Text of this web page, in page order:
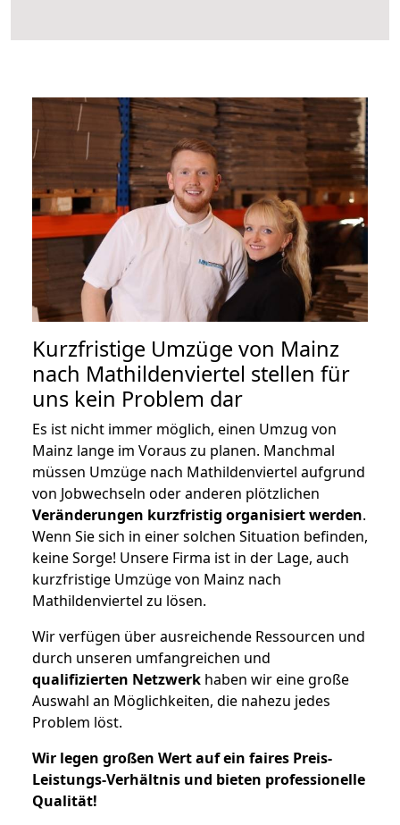
Kurzfristige Umzüge von Mainz
nach Mathildenviertel stellen für
uns kein Problem dar
Es ist nicht immer möglich, einen Umzug von
Mainz lange im Voraus zu planen. Manchmal
müssen Umzüge nach Mathildenviertel aufgrund
von Jobwechseln oder anderen plötzlichen
Veränderungen kurzfristig organisiert werden.
Wenn Sie sich in einer solchen Situation befinden,
keine Sorge! Unsere Firma ist in der Lage, auch
kurzfristige Umzüge von Mainz nach
Mathildenviertel zu lösen.
Wir verfügen über ausreichende Ressourcen und
durch unseren umfangreichen und
qualifizierten Netzwerk haben wir eine große
Auswahl an Möglichkeiten, die nahezu jedes
Problem löst.
Wir legen großen Wert auf ein faires Preis-
Leistungs-Verhältnis und bieten professionelle
Qualität!